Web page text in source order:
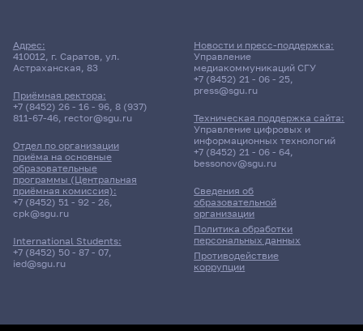
Адрес:
410012, г. Саратов, ул.
Астраханская, 83
Приёмная ректора:
+7 (8452) 26 - 16 - 96, 8 (937)
811-67-46, rector@sgu.ru
Отдел по организации
приёма на основные
образовательные
программы (Центральная
приёмная комиссия):
+7 (8452) 51 - 92 - 26,
cpk@sgu.ru
International Students:
+7 (8452) 50 - 87 - 07,
ied@sgu.ru
Сведения об
образовательной
организации
Политика обработки
персональных данных
Противодействие
коррупции
Новости и пресс-поддержка:
Управление
медиакоммуникаций СГУ
+7 (8452) 21 - 06 - 25,
press@sgu.ru
Техническая поддержка сайта:
Управление цифровых и
информационных технологий
+7 (8452) 21 - 06 - 64,
bessonov@sgu.ru